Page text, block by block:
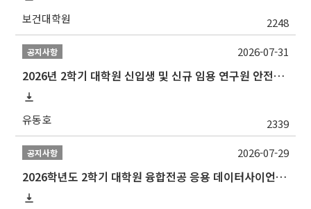
보건대학원 2248
공지사항
2026년 2학기 대학원 신입생 및 신규 임용 연구원 안전환경교육(신규교육) 실시 안내
유동호 2339
2026-07-31
공지사항
2026학년도 2학기 대학원 융합전공 응용 데이터사이언스 선발 계획 알림
2026-07-29